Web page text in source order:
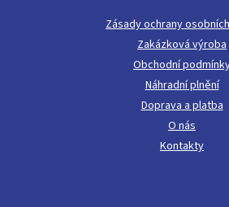
Zásady ochrany
Zakázková výroba
Obchodní
Náhradní plnění
Doprava a platba
O nás
Kontakty